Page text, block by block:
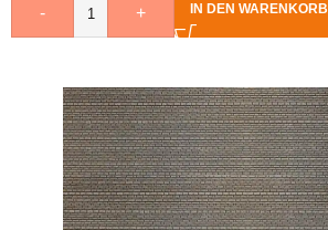
- + IN DEN WARENKORB